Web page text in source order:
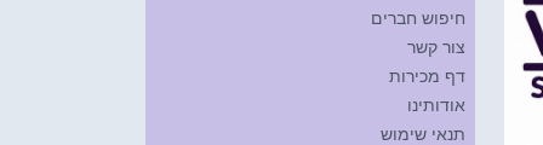
חיפוש חברים
צור קשר
דף מכירות
אודותינו
תנאי שימוש